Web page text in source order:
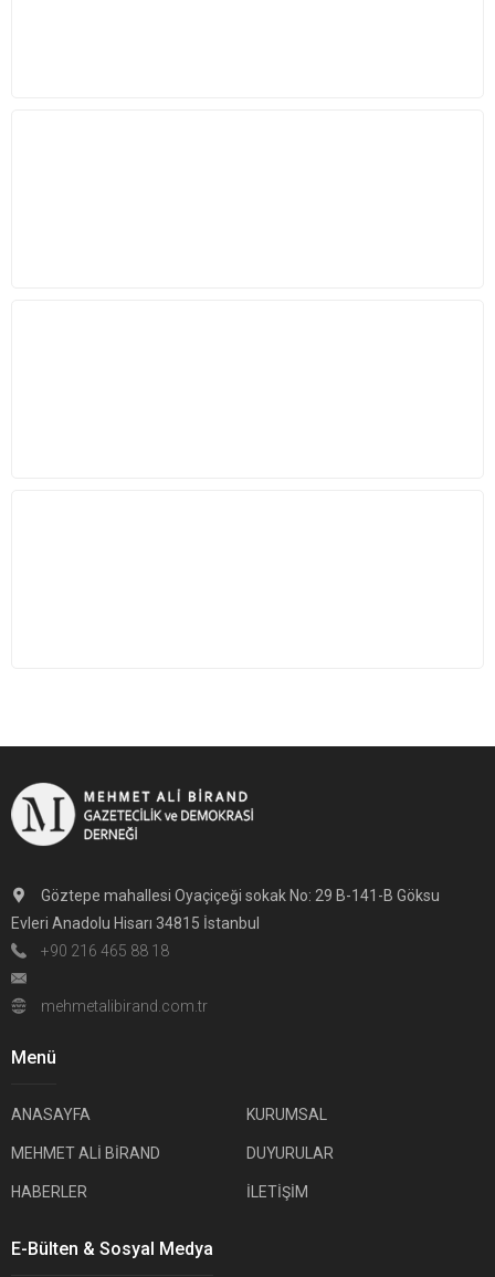
Göztepe mahallesi Oyaçiçeği sokak No: 29 B-141-B Göksu
Evleri Anadolu Hisarı 34815 İstanbul
+90 216 465 88 18
mehmetalibirand.com.tr
Menü
ANASAYFA KURUMSAL
MEHMET ALİ BİRAND DUYURULAR
HABERLER İLETİŞİM
E-Bülten & Sosyal Medya